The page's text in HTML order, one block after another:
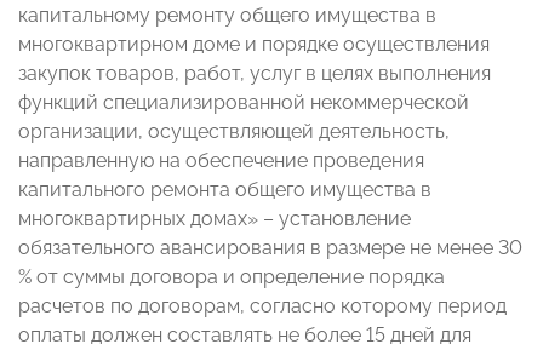
капитальному ремонту общего имущества в
многоквартирном доме и порядке осуществления
закупок товаров, работ, услуг в целях выполнения
функций специализированной некоммерческой
организации, осуществляющей деятельность,
направленную на обеспечение проведения
капитального ремонта общего имущества в
многоквартирных домах» – установление
обязательного авансирования в размере не менее 30
% от суммы договора и определение порядка
расчетов по договорам, согласно которому период
оплаты должен составлять не более 15 дней для